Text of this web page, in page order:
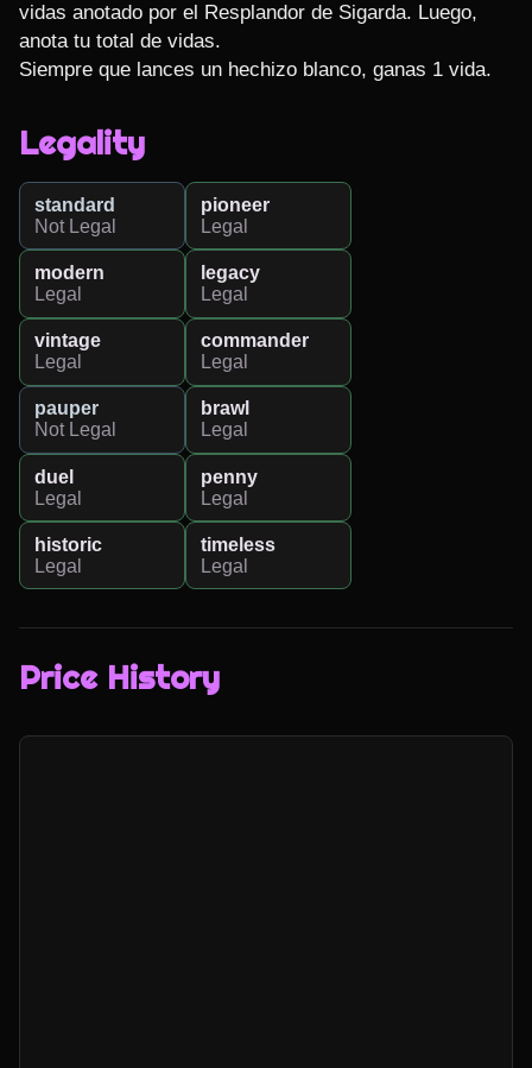
vidas anotado por el Resplandor de Sigarda. Luego,
anota tu total de vidas.
Siempre que lances un hechizo blanco, ganas 1 vida.
Legality
standard
Not Legal
pioneer
Legal
modern
Legal
legacy
Legal
vintage
Legal
commander
Legal
pauper
Not Legal
brawl
Legal
duel
Legal
penny
Legal
historic
Legal
timeless
Legal
Price History